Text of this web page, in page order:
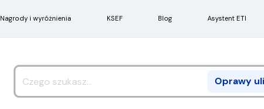
Nagrody i wyróżnienia KSEF Blog Asystent ETI
Oprawy
Search